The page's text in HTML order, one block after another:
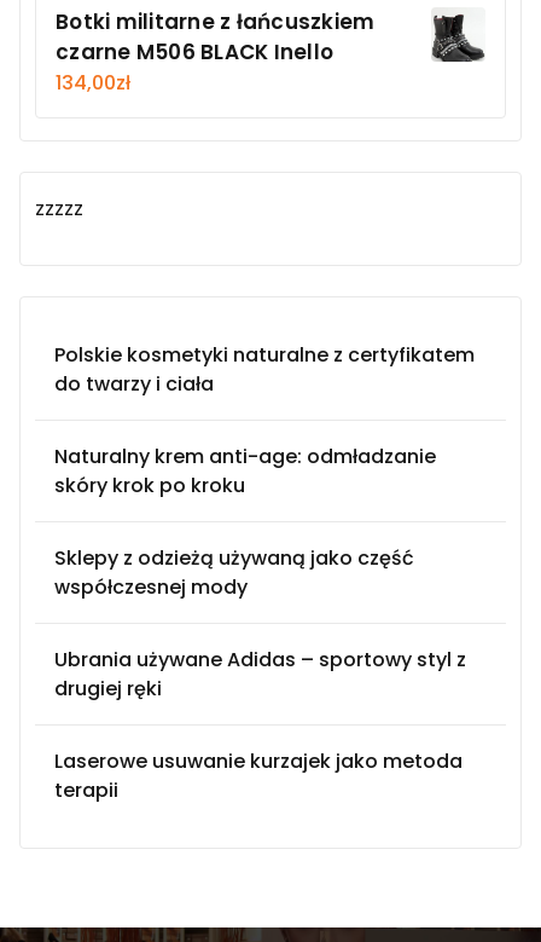
Botki militarne z łańcuszkiem
czarne M506 BLACK Inello
134,00zł
zzzzz
Polskie kosmetyki naturalne z certyfikatem
do twarzy i ciała
Naturalny krem anti-age: odmładzanie
skóry krok po kroku
Sklepy z odzieżą używaną jako część
współczesnej mody
Ubrania używane Adidas – sportowy styl z
drugiej ręki
Laserowe usuwanie kurzajek jako metoda
terapii